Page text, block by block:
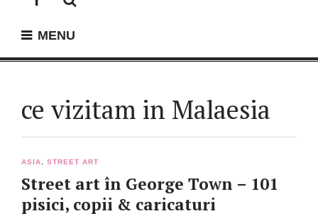
MENU
ce vizitam in Malaesia
ASIA STREET ART
Street art în George Town – 101
pisici, copii & caricaturi